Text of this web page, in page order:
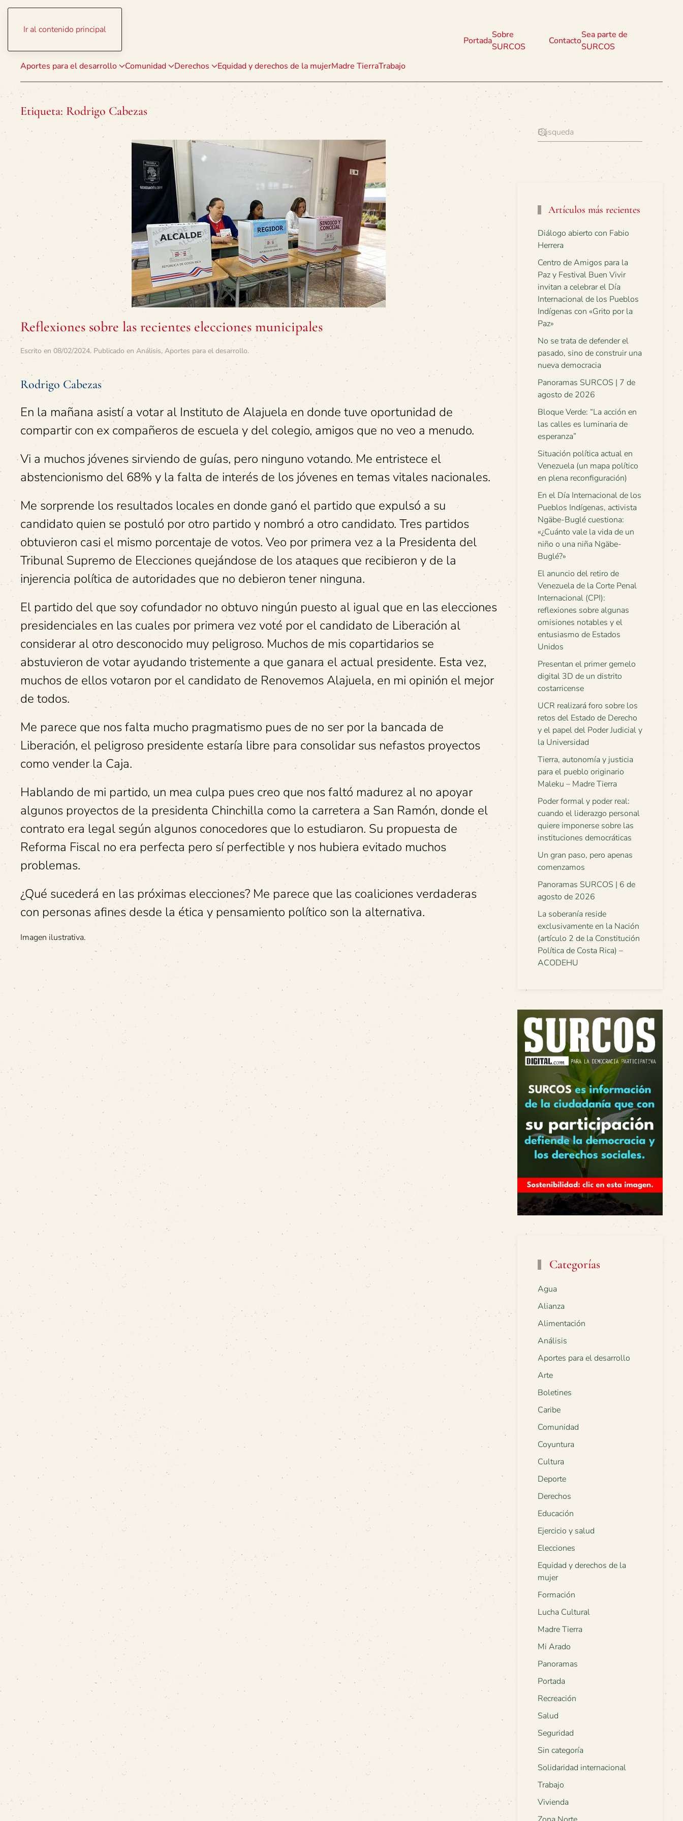
Ir al contenido principal
Aportes para el desarrollo Comunidad Derechos Equidad y derechos de la mujerMadre TierraTrabajo
Portada
Sobre
SURCOS
Contacto
Sea parte de
SURCOS
Etiqueta: Rodrigo Cabezas
Reflexiones sobre las recientes elecciones municipales
Escrito en 08/02/2024. Publicado en Análisis, Aportes para el desarrollo.
Rodrigo Cabezas
En la mañana asistí a votar al Instituto de Alajuela en donde tuve oportunidad de
compartir con ex compañeros de escuela y del colegio, amigos que no veo a menudo.
Vi a muchos jóvenes sirviendo de guías, pero ninguno votando. Me entristece el
abstencionismo del 68% y la falta de interés de los jóvenes en temas vitales nacionales.
Me sorprende los resultados locales en donde ganó el partido que expulsó a su
candidato quien se postuló por otro partido y nombró a otro candidato. Tres partidos
obtuvieron casi el mismo porcentaje de votos. Veo por primera vez a la Presidenta del
Tribunal Supremo de Elecciones quejándose de los ataques que recibieron y de la
injerencia política de autoridades que no debieron tener ninguna.
El partido del que soy cofundador no obtuvo ningún puesto al igual que en las elecciones
presidenciales en las cuales por primera vez voté por el candidato de Liberación al
considerar al otro desconocido muy peligroso. Muchos de mis copartidarios se
abstuvieron de votar ayudando tristemente a que ganara el actual presidente. Esta vez,
muchos de ellos votaron por el candidato de Renovemos Alajuela, en mi opinión el mejor
de todos.
Me parece que nos falta mucho pragmatismo pues de no ser por la bancada de
Liberación, el peligroso presidente estaría libre para consolidar sus nefastos proyectos
como vender la Caja.
Hablando de mi partido, un mea culpa pues creo que nos faltó madurez al no apoyar
algunos proyectos de la presidenta Chinchilla como la carretera a San Ramón, donde el
contrato era legal según algunos conocedores que lo estudiaron. Su propuesta de
Reforma Fiscal no era perfecta pero sí perfectible y nos hubiera evitado muchos
problemas.
¿Qué sucederá en las próximas elecciones? Me parece que las coaliciones verdaderas
con personas afines desde la ética y pensamiento político son la alternativa.
Imagen ilustrativa.
Artículos más recientes
Diálogo abierto con Fabio
Herrera
Centro de Amigos para la
Paz y Festival Buen Vivir
invitan a celebrar el Día
Internacional de los Pueblos
Indígenas con «Grito por la
Paz»
No se trata de defender el
pasado, sino de construir una
nueva democracia
Panoramas SURCOS | 7 de
agosto de 2026
Bloque Verde: “La acción en
las calles es luminaria de
esperanza”
Situación política actual en
Venezuela (un mapa político
en plena reconfiguración)
En el Día Internacional de los
Pueblos Indígenas, activista
Ngäbe-Buglé cuestiona:
«¿Cuánto vale la vida de un
niño o una niña Ngäbe-
Buglé?»
El anuncio del retiro de
Venezuela de la Corte Penal
Internacional (CPI):
reflexiones sobre algunas
omisiones notables y el
entusiasmo de Estados
Unidos
Presentan el primer gemelo
digital 3D de un distrito
costarricense
UCR realizará foro sobre los
retos del Estado de Derecho
y el papel del Poder Judicial y
la Universidad
Tierra, autonomía y justicia
para el pueblo originario
Maleku – Madre Tierra
Poder formal y poder real:
cuando el liderazgo personal
quiere imponerse sobre las
instituciones democráticas
Un gran paso, pero apenas
comenzamos
Panoramas SURCOS | 6 de
agosto de 2026
La soberanía reside
exclusivamente en la Nación
(artículo 2 de la Constitución
Política de Costa Rica) –
ACODEHU
Categorías
Agua
Alianza
Alimentación
Análisis
Aportes para el desarrollo
Arte
Boletines
Caribe
Comunidad
Coyuntura
Cultura
Deporte
Derechos
Educación
Ejercicio y salud
Elecciones
Equidad y derechos de la
mujer
Formación
Lucha Cultural
Madre Tierra
Mi Arado
Panoramas
Portada
Recreación
Salud
Seguridad
Sin categoría
Solidaridad internacional
Trabajo
Vivienda